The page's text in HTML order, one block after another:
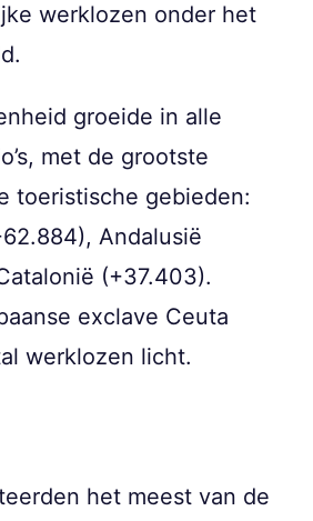
werklozen onder het
groeide in alle
met de grootste
toeristische gebieden:
Andalusië
(+37.403).
exclave Ceuta
werklozen licht.
het meest van de